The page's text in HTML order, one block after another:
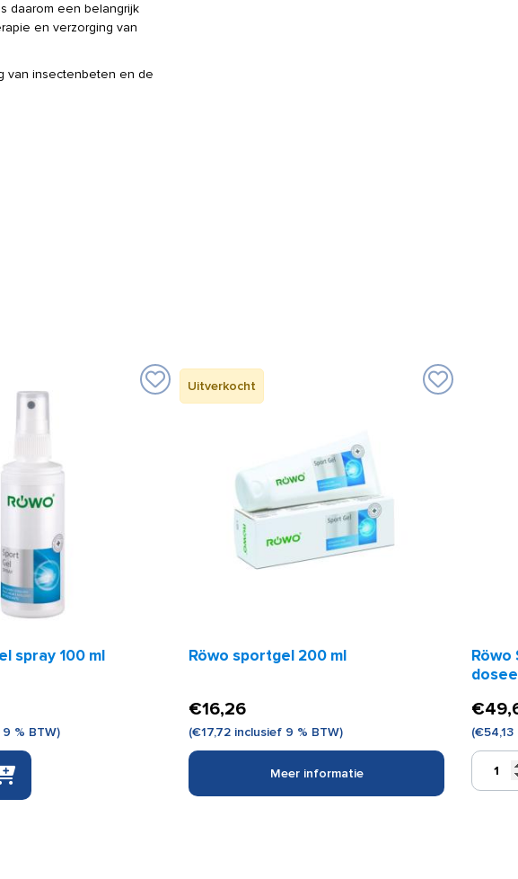
daarom een belangrijk
en verzorging van
van insectenbeten en de
spray 100 ml
% BTW)
Uitverkocht
Röwo sportgel 200 ml
€16,26
(€17,72 inclusief 9 % BTW)
Meer informatie
Röwo
€
(€54,13
Röwo
Sportgel